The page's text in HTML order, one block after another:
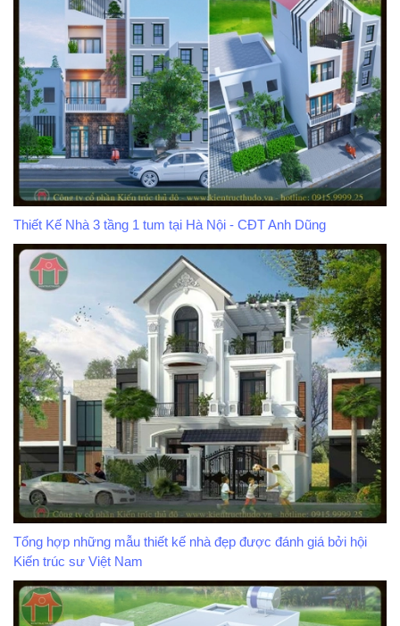
Thiết Kế Nhà 3 tầng 1 tum tại Hà Nội - CĐT Anh Dũng
Tổng hợp những mẫu thiết kế nhà đẹp được đánh giá bởi hội
Kiến trúc sư Việt Nam